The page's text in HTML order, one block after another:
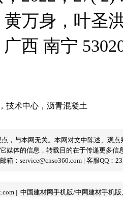
黄万身，叶圣
西 南宁
， 技术中心 ， 沥青混凝土
点，与本网无关。本网对文中陈述、观
媒体的信息，转载目的在于传递更多
箱：service@cnso360.com | 客服QQ：
| 中国建材网手机版/中网建材手机版